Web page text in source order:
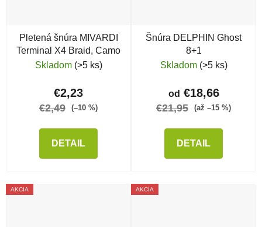
Pletená šnúra MIVARDI
Terminal X4 Braid, Camo
Skladom (>5 ks)
€2,23
€2,49 (–10 %)
DETAIL
Šnúra DELPHIN Ghost
8+1
Skladom (>5 ks)
od €18,66
€21,95 (až –15 %)
DETAIL
AKCIA AKCIA